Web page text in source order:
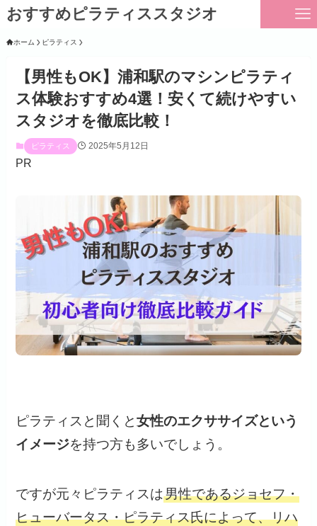
おすすめピラティススタジオ
ホーム ピラティス
【男性もOK】浦和駅のマシンピラティ
ス体験おすすめ4選！安くて続けやすい
スタジオを徹底比較！
ピラティス 2025年5月12日
PR
ピラティスと聞くと女性のエクササイズという
イメージを持つ方も多いでしょう。
ですが元々ピラティスは男性であるジョセフ・
ヒューバータス・ピラティス氏によって、リハ